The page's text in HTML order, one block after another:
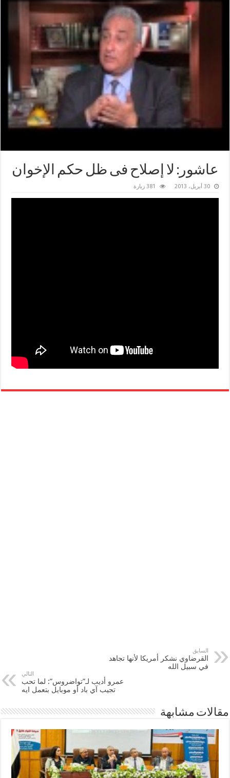
عاشور: لا إصلاح فى ظل حكم الإخوان
30 أبريل، 2013 381 زيارة
السابق
القرضاوي نشكر أمريكا لأنها تجاهد
في سبيل الله
التالي
عمرو أديب لـ”تواضروس”: لما تحب
تجيب آي باد أو موبايل بتعمل ايه
مقالات مشابهة